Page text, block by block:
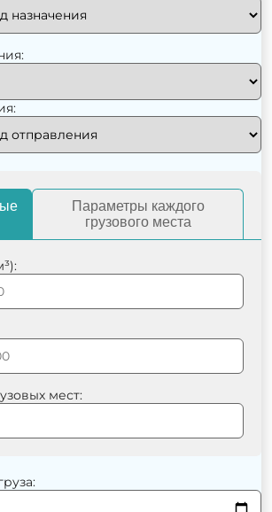
Параметры каждого
грузового места
мест: